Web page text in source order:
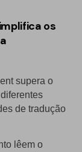
os
supera o
de tradução
lêem o